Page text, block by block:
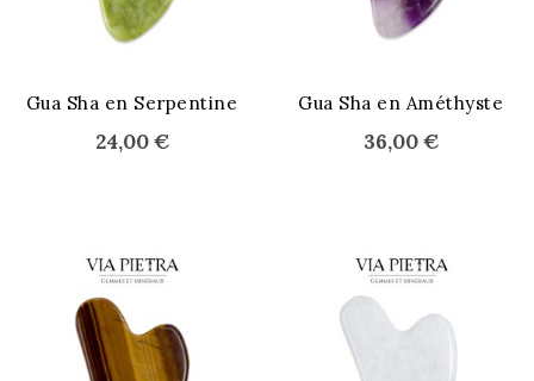
Gua Sha en Serpentine
24,00 €
Gua Sha en Améthyste
36,00 €